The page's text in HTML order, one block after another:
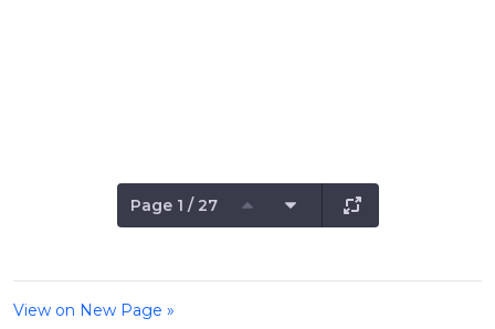
Page 1 / 27
View on New Page »